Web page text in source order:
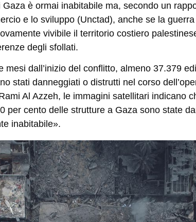
è ormai inabitabile ma, secondo un
e lo sviluppo (Unctad), anche se la
vivibile il territorio costiero
degli sfollati.
dall’inizio del conflitto, almeno 37.379
stati danneggiati o distrutti nel corso
Al Azzeh, le immagini satellitari indicano
per cento delle strutture a Gaza sono state
inabitabile».